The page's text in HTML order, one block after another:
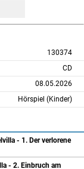
130374
CD
08.05.2026
Hörspiel (Kinder)
- 1. Der verlorene
- 2. Einbruch am